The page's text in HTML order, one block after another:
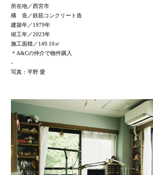
所在地／西宮市
構 造／鉄筋コンクリート造
建築年／1979年
竣工年／2023年
施工面積／149.10㎡
＊A&Cの仲介で物件購入
写真：平野 愛